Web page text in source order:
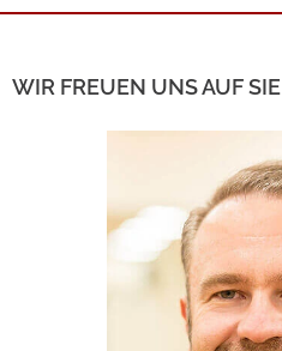
WIR FREUEN UNS AUF SIE